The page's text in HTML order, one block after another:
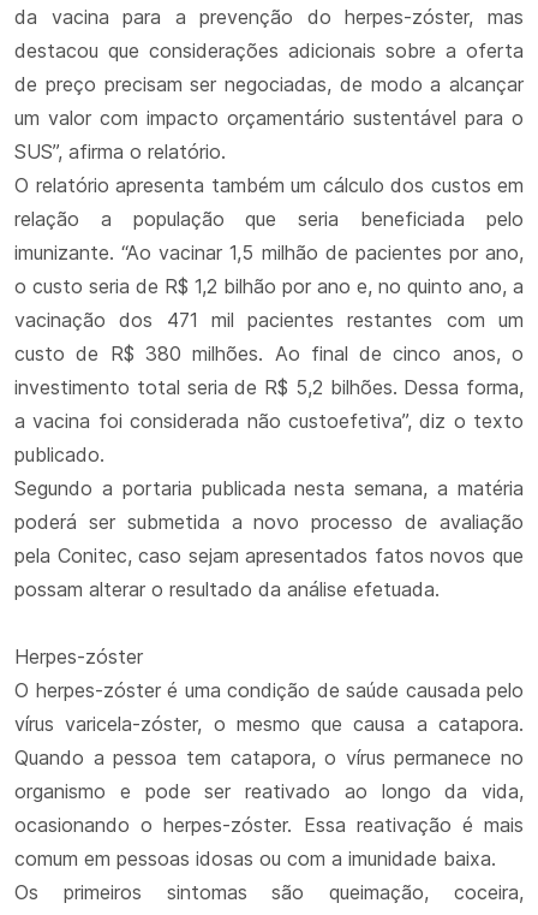
da vacina para a prevenção do herpes-zóster, mas
destacou que considerações adicionais sobre a oferta
de preço precisam ser negociadas, de modo a alcançar
um valor com impacto orçamentário sustentável para o
SUS”, afirma o relatório.
O relatório apresenta também um cálculo dos custos em
relação a população que seria beneficiada pelo
imunizante. “Ao vacinar 1,5 milhão de pacientes por ano,
o custo seria de R$ 1,2 bilhão por ano e, no quinto ano, a
vacinação dos 471 mil pacientes restantes com um
custo de R$ 380 milhões. Ao final de cinco anos, o
investimento total seria de R$ 5,2 bilhões. Dessa forma,
a vacina foi considerada não custoefetiva”, diz o texto
publicado.
Segundo a portaria publicada nesta semana, a matéria
poderá ser submetida a novo processo de avaliação
pela Conitec, caso sejam apresentados fatos novos que
possam alterar o resultado da análise efetuada.
Herpes-zóster
O herpes-zóster é uma condição de saúde causada pelo
vírus varicela-zóster, o mesmo que causa a catapora.
Quando a pessoa tem catapora, o vírus permanece no
organismo e pode ser reativado ao longo da vida,
ocasionando o herpes-zóster. Essa reativação é mais
comum em pessoas idosas ou com a imunidade baixa.
Os primeiros sintomas são queimação, coceira,